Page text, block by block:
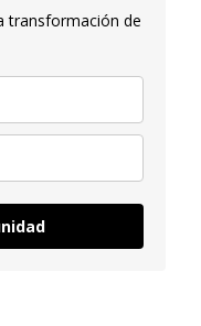
transformación de